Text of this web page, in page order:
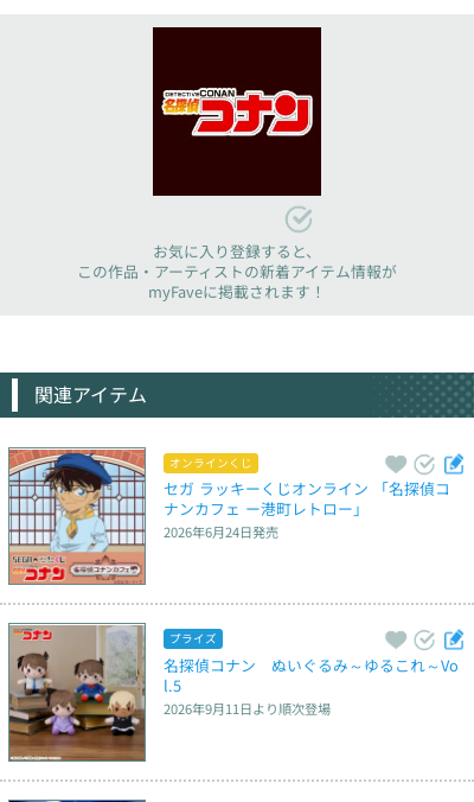
お気に入り登録すると、
この作品・アーティストの新着アイテム情報が
myFaveに掲載されます！
関連アイテム
オンラインくじ
セガ ラッキーくじオンライン 「名探偵コ
ナンカフェ ー港町レトロー」
2026年6月24日発売
プライズ
名探偵コナン　ぬいぐるみ～ゆるこれ～Vo
l.5
2026年9月11日より順次登場